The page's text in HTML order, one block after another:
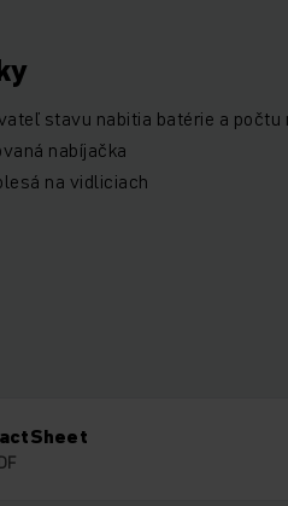
stavu nabitia batérie a počtu
nabíjačka
na vidliciach